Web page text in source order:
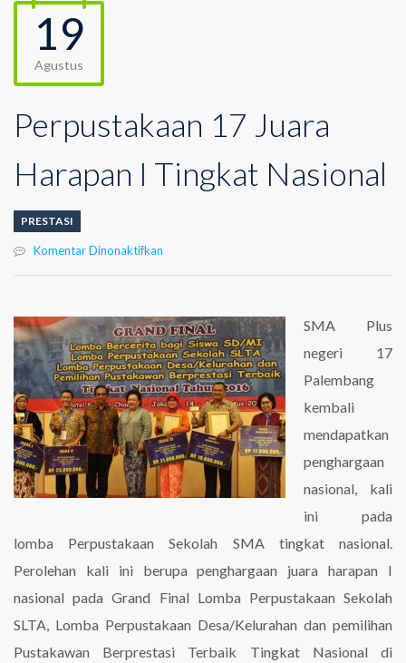
19
Agustus
Perpustakaan 17 Juara
Harapan I Tingkat Nasional
PRESTASI
Komentar Dinonaktifkan
Harapan
I
Tingkat
Nasional
SMA Plus
negeri 17
Palembang
kembali
mendapatkan
penghargaan
nasional, kali
ini pada
lomba Perpustakaan Sekolah SMA tingkat nasional.
Perolehan kali ini berupa penghargaan juara harapan I
nasional pada Grand Final Lomba Perpustakaan Sekolah
SLTA, Lomba Perpustakaan Desa/Kelurahan dan pemilihan
Pustakawan Berprestasi Terbaik Tingkat Nasional di